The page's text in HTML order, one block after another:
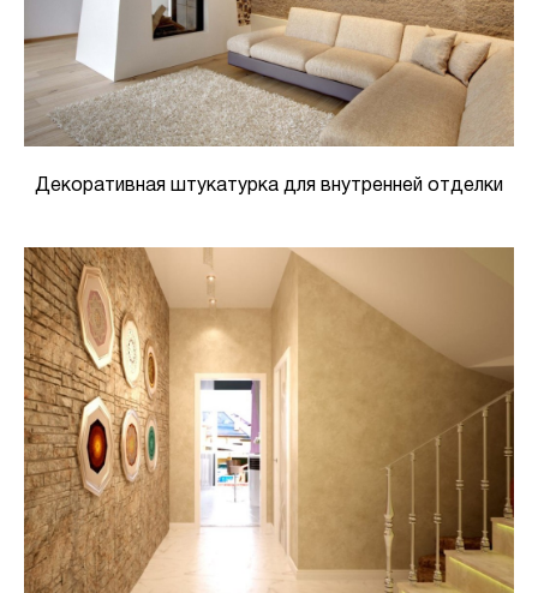
Декоративная штукатурка для внутренней отделки